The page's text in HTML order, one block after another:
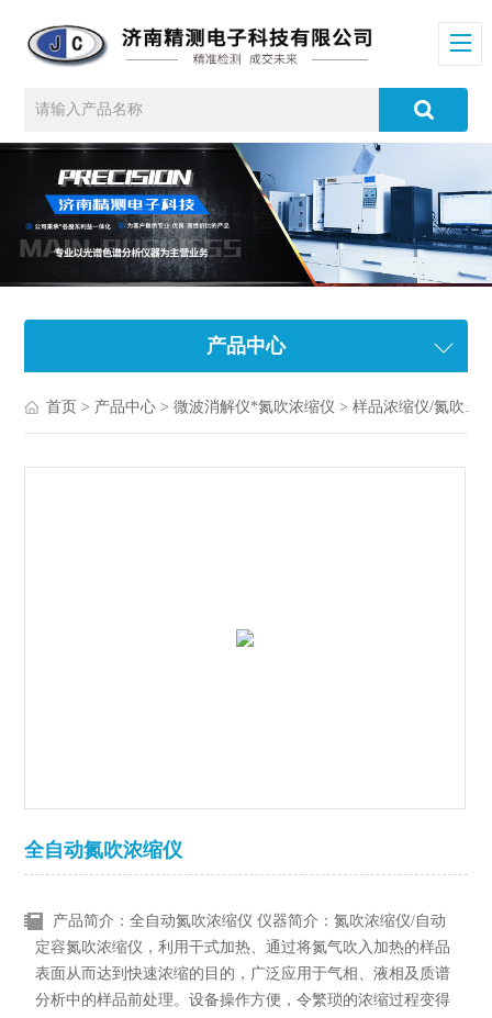
产品中心
首页 > 产品中心 >微波消解仪*氮吹浓缩仪 >样品浓缩仪/氮吹浓缩仪
全自动氮吹浓缩仪
产品简介：全自动氮吹浓缩仪 仪器简介：氮吹浓缩仪/自动
定容氮吹浓缩仪，利用干式加热、通过将氮气吹入加热的样品
表面从而达到快速浓缩的目的，广泛应用于气相、液相及质谱
分析中的样品前处理。设备操作方便，令繁琐的浓缩过程变得